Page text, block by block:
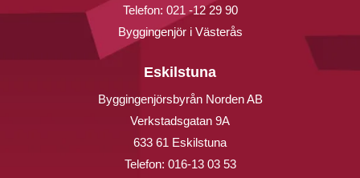
Telefon: 021 -12 29 90
Byggingenjör i Västerås
Eskilstuna
Byggingenjörsbyrån Norden AB
Verkstadsgatan 9A
633 61 Eskilstuna
Telefon: 016-13 03 53